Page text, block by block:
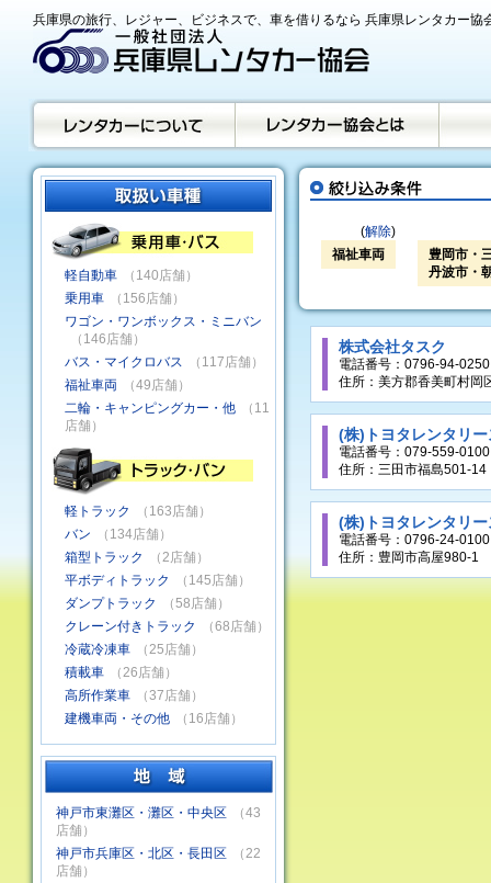
兵庫県の旅行、レジャー、ビジネスで、車を借りるなら 兵庫県レンタカー協
(解除)
福祉車両
豊岡市・
丹波市・
軽自動車
（140店舗）
乗用車
（156店舗）
ワゴン・ワンボックス・ミニバン
（146店舗）
バス・マイクロバス
（117店舗）
福祉車両
（49店舗）
二輪・キャンピングカー・他
（11
店舗）
軽トラック
（163店舗）
バン
（134店舗）
箱型トラック
（2店舗）
平ボディトラック
（145店舗）
ダンプトラック
（58店舗）
クレーン付きトラック
（68店舗）
冷蔵冷凍車
（25店舗）
積載車
（26店舗）
高所作業車
（37店舗）
建機車両・その他
（16店舗）
神戸市東灘区・灘区・中央区
（43
店舗）
神戸市兵庫区・北区・長田区
（22
店舗）
株式会社タスク
電話番号：0796-94-0250
住所：美方郡香美町村岡
(株)トヨタレンタリ
電話番号：079-559-0100
住所：三田市福島501-14
(株)トヨタレンタリ
電話番号：0796-24-0100
住所：豊岡市高屋980-1